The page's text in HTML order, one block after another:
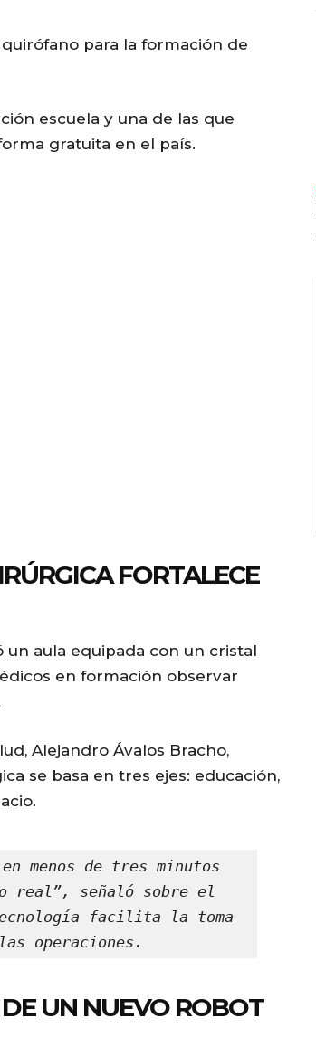
para la formación de
escuela y una de las que
gratuita en el país.
FORTALECE
aula equipada con un cristal
en formación observar
Alejandro Ávalos Bracho,
se basa en tres ejes: educación,
menos de tres minutos
real”, señaló sobre el
facilita la toma
operaciones.
UN NUEVO ROBOT